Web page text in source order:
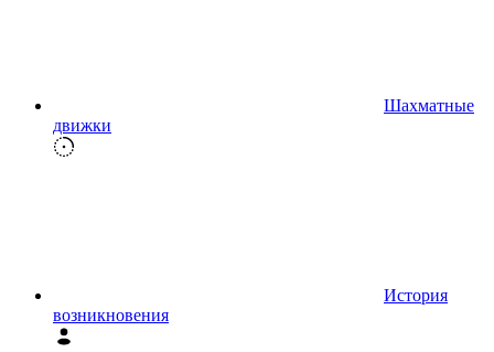
Шахматные
движки
История
возникновения